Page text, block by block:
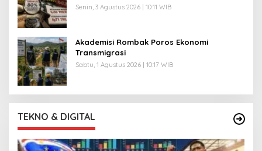
Senin, 3 Agustus 2026 | 10:11 WIB
Akademisi Rombak Poros Ekonomi
Transmigrasi
Sabtu, 1 Agustus 2026 | 10:17 WIB
TEKNO & DIGITAL